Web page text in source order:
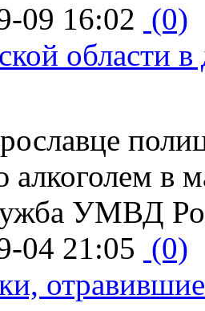
09 16:02 (0)
области в
алкоголем в
УМВД
04 21:05 (0)